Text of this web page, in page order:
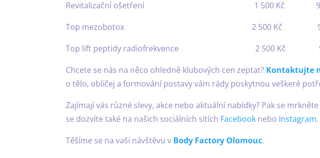
Revitalizační ošetření 1 500 Kč
Top mezobotox 2 500 Kč
Top lift peptidy radiofrekvence 2 500
Chcete se nás na něco ohledně klubových cen zeptat? Kontaktujte
o tělo, obličej a formování postavy vám rády poskytnou veškeré
Zajímají vás různé slevy, akce nebo aktuální nabídky? Pak se
se dozvíte také na našich sociálních sítích Facebook nebo Instagram.
Těšíme se na vaši návštěvu v Body Factory Olomouc.